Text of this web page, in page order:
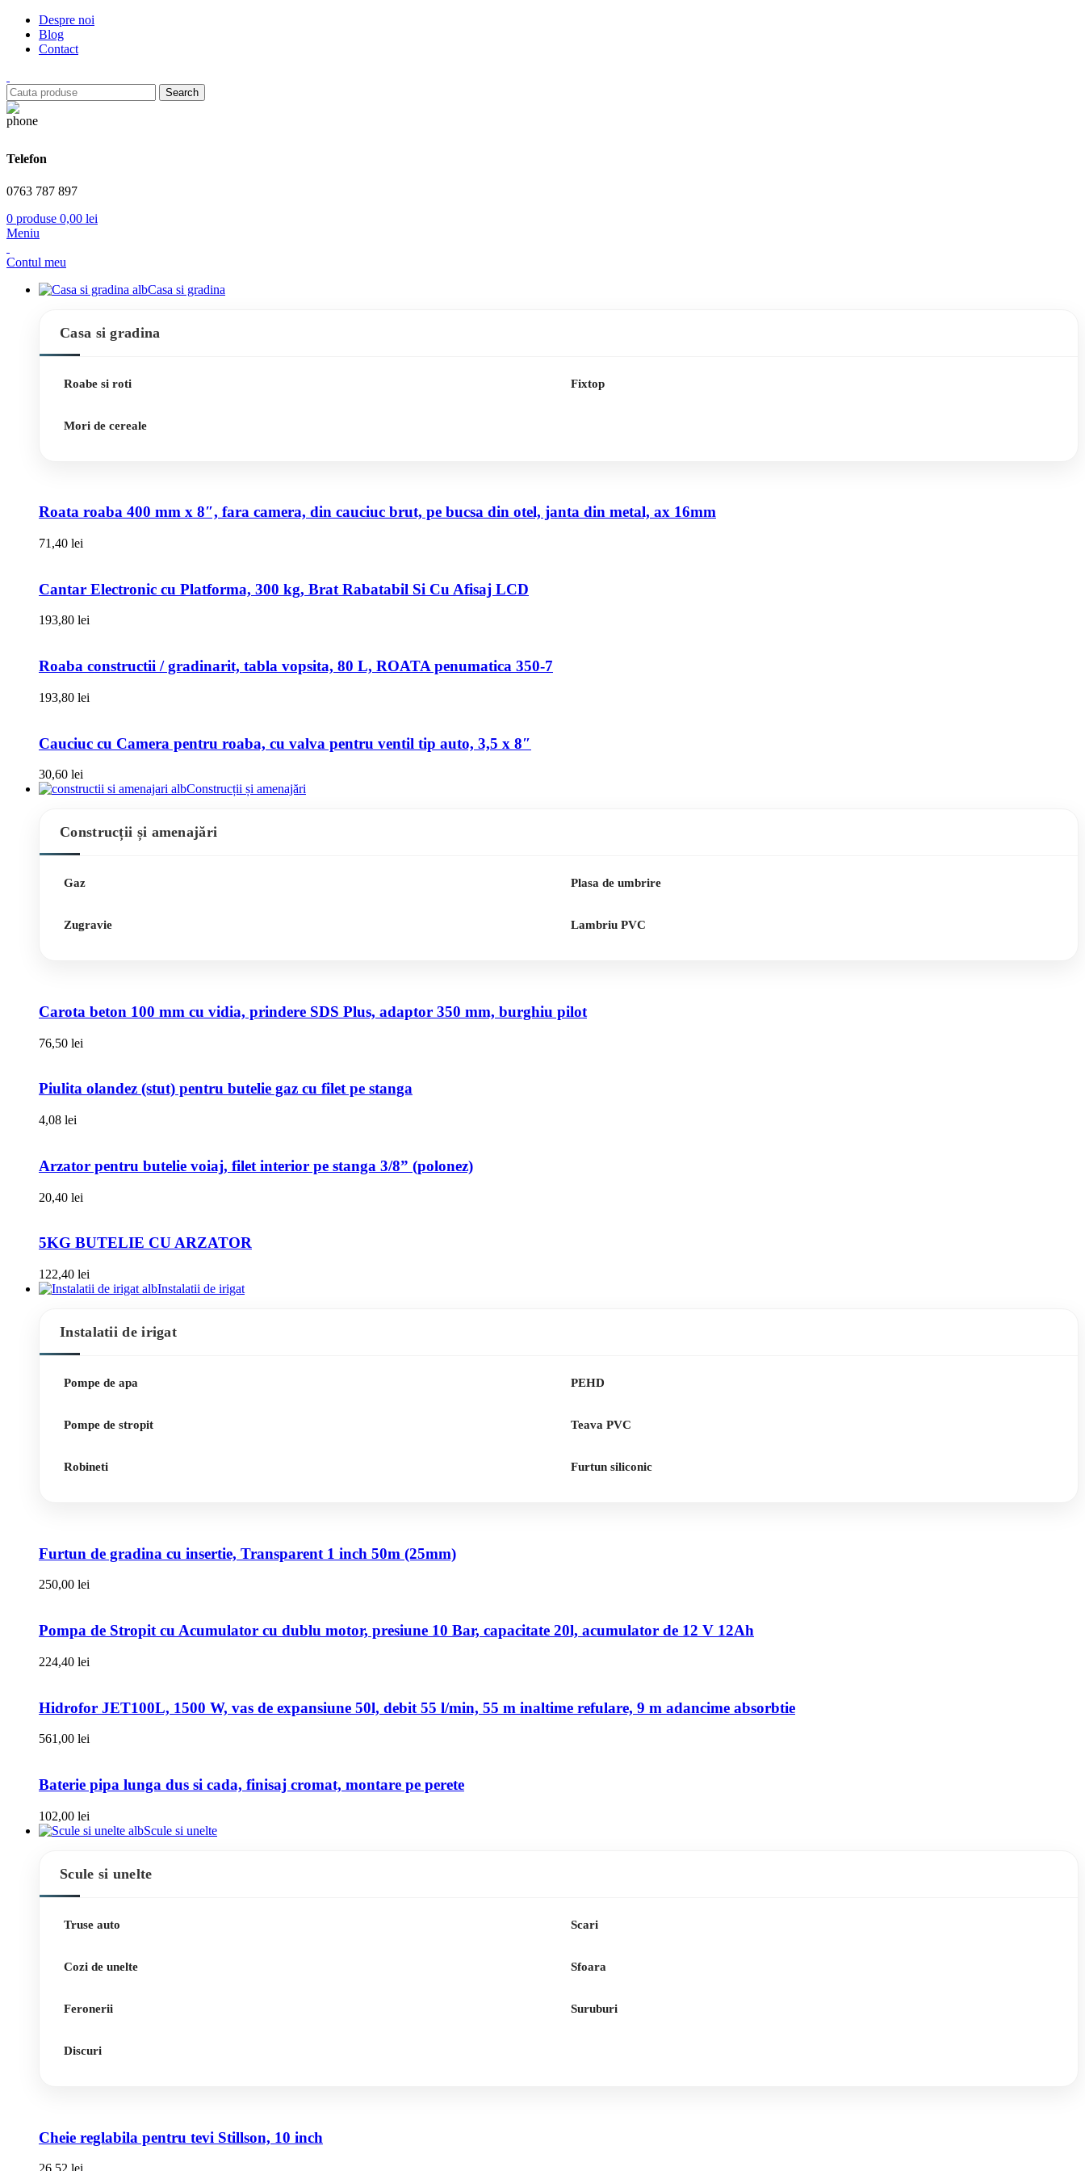
Despre noi
Blog
Contact
Search
Telefon
0763 787 897
0 produse 0,00 lei
Meniu
Contul meu
Casa si gradina
Casa si gradina
Roabe si roti
Mori de cereale
Fixtop
Roata roaba 400 mm x 8″, fara camera, din cauciuc brut, pe bucsa din otel, janta din metal, ax 16mm
71,40 lei
Cantar Electronic cu Platforma, 300 kg, Brat Rabatabil Si Cu Afisaj LCD
193,80 lei
Roaba constructii / gradinarit, tabla vopsita, 80 L, ROATA penumatica 350-7
193,80 lei
Cauciuc cu Camera pentru roaba, cu valva pentru ventil tip auto, 3,5 x 8″
30,60 lei
Construcții și amenajări
Construcții și amenajări
Gaz
Zugravie
Plasa de umbrire
Lambriu PVC
Carota beton 100 mm cu vidia, prindere SDS Plus, adaptor 350 mm, burghiu pilot
76,50 lei
Piulita olandez (stut) pentru butelie gaz cu filet pe stanga
4,08 lei
Arzator pentru butelie voiaj, filet interior pe stanga 3/8” (polonez)
20,40 lei
5KG BUTELIE CU ARZATOR
122,40 lei
Instalatii de irigat
Instalatii de irigat
Pompe de apa
Pompe de stropit
Robineti
PEHD
Teava PVC
Furtun siliconic
Furtun de gradina cu insertie, Transparent 1 inch 50m (25mm)
250,00 lei
Pompa de Stropit cu Acumulator cu dublu motor, presiune 10 Bar, capacitate 20l, acumulator de 12 V 12Ah
224,40 lei
Hidrofor JET100L, 1500 W, vas de expansiune 50l, debit 55 l/min, 55 m inaltime refulare, 9 m adancime absorbtie
561,00 lei
Baterie pipa lunga dus si cada, finisaj cromat, montare pe perete
102,00 lei
Scule si unelte
Scule si unelte
Truse auto
Cozi de unelte
Feronerii
Discuri
Scari
Sfoara
Suruburi
Cheie reglabila pentru tevi Stillson, 10 inch